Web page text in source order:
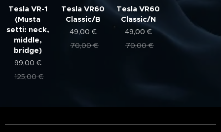
Tesla VR-1
(Musta
setti: neck,
middle,
bridge)
99,00 €
125,00€
Tesla VR60
Classic/B
49,00 €
70,00€
Tesla VR60
Classic/N
49,00 €
70,00€